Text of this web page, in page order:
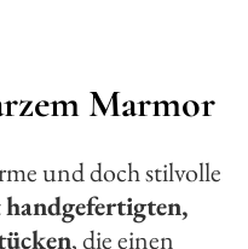
Marmor
und doch stilvolle
handgefertigten,
, die einen